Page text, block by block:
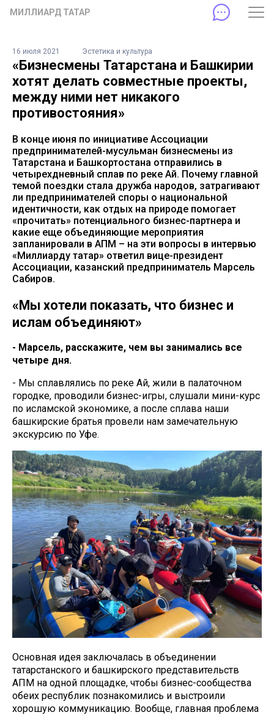
МИЛЛИАРД ТАТАР
16 июля 2021 Эстетика и культура
«Бизнесмены Татарстана и Башкирии
хотят делать совместные проекты,
между ними нет никакого
противостояния»
В конце июня по инициативе Ассоциации
предпринимателей-мусульман бизнесмены из
Татарстана и Башкортостана отправились в
четырехдневный сплав по реке Ай. Почему главной
темой поездки стала дружба народов, затрагивают
ли предпринимателей споры о национальной
идентичности, как отдых на природе помогает
«прочитать» потенциального бизнес-партнера и
какие еще объединяющие мероприятия
запланировали в АПМ – на эти вопросы в интервью
«Миллиарду татар» ответил вице-президент
Ассоциации, казанский предприниматель Марсель
Сабиров.
«Мы хотели показать, что бизнес и
ислам объединяют»
- Марсель, расскажите, чем вы занимались все
четыре дня.
- Мы сплавлялись по реке Ай, жили в палаточном
городке, проводили бизнес-игры, слушали мини-курс
по исламской экономике, а после сплава наши
башкирские братья провели нам замечательную
экскурсию по Уфе.
Основная идея заключалась в объединении
татарстанского и башкирского представительств
АПМ на одной площадке, чтобы бизнес-сообщества
обеих республик познакомились и выстроили
хорошую коммуникацию. Вообще, главная проблема